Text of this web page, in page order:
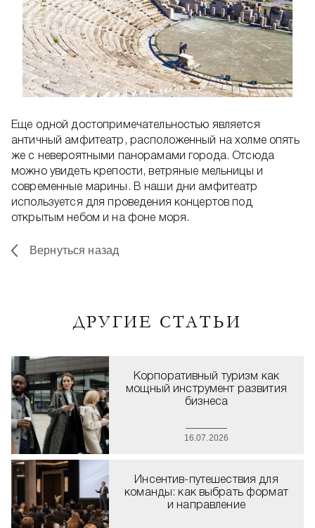
Еще одной достопримечательностью является
античный амфитеатр, расположенный на холме опять
же с невероятными панорамами города. Отсюда
можно увидеть крепости, ветряные мельницы и
современные марины. В наши дни амфитеатр
используется для проведения концертов под
открытым небом и на фоне моря.
Вернуться назад
ДРУГИЕ СТАТЬИ
Корпоративный туризм как
мощный инструмент развития
бизнеса
16.07.2026
Инсентив-путешествия для
команды: как выбрать формат
и направление